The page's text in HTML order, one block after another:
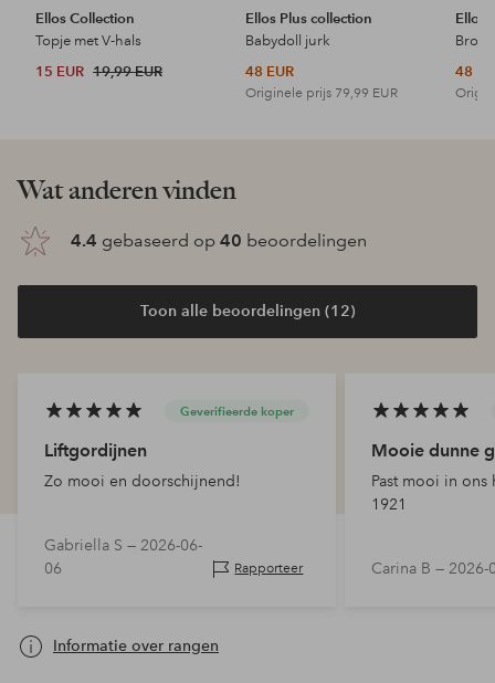
Ellos Collection
Topje met V-hals
15 EUR 19,99 EUR
Ellos Plus collection
Babydoll jurk
48 EUR
Originele prijs 79,99 EUR
Ellos
48
Wat anderen vinden
4.4 gebaseerd op 40 beoordelingen
Toon alle beoordelingen (12)
Geverifieerde koper
Liftgordijnen
Zo mooi en doorschijnend!
Gabriella S — 2026-06-
06
Rapporteer
Mooie dunne
Past mooi in
1921
Carina B — 2026-
Informatie over rangen